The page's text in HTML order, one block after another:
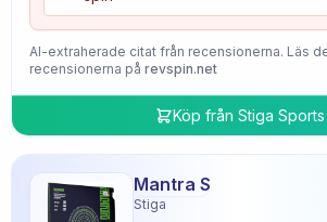
AI-extraherade citat från recensionerna. Läs
recensionerna på revspin.net
Köp från Stiga Sports
Mantra S
Stiga